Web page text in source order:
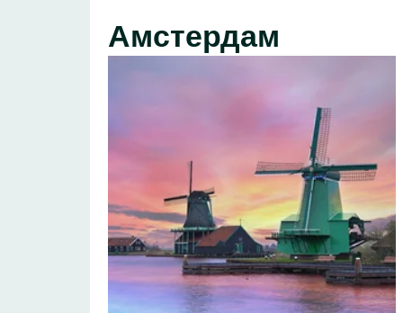
Амстердам